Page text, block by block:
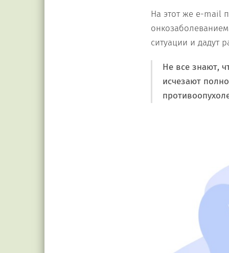
На этот же e-mail
ситуации и дадут
Не все знают,
исчезают